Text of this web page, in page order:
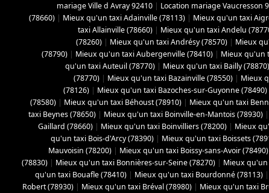
mariage Ville d Avray 92410 | Location mariage Vaucresson
(78660) | Mieux qu'un taxi Adainville (78113) | Mieux qu'un taxi
taxi Allainville (78660) | Mieux qu'un taxi Andelu
(78260) | Mieux qu'un taxi Andrésy (78570) | Mieux
(78790) | Mieux qu'un taxi Aubergenville (78410) | Mieux qu'un
qu'un taxi Auteuil (78770) | Mieux qu'un taxi Bailly (78870)
(78770) | Mieux qu'un taxi Bazainville (78550) | Mieux
(78126) | Mieux qu'un taxi Bazoches-sur-Guyonne (78490)
(78580) | Mieux qu'un taxi Béhoust (78910) | Mieux qu'un taxi
taxi Beynes (78650) | Mieux qu'un taxi Boinville-en-Mantois (78930) |
Gaillard (78660) | Mieux qu'un taxi Boinvilliers (78200) | Mieux
qu'un taxi Bois-d'Arcy (78390) | Mieux qu'un taxi Boissets
Mauvoisin (78200) | Mieux qu'un taxi Boissy-sans-Avoir (78490)
(78830) | Mieux qu'un taxi Bonnières-sur-Seine (78270) | Mieux qu'un
qu'un taxi Bouafle (78410) | Mieux qu'un taxi Bourdonné (78113) |
Robert (78930) | Mieux qu'un taxi Bréval (78980) | Mieux qu'un taxi